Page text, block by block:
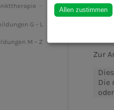
Zur
Die
G – L
M – Z
Allen zustimmen